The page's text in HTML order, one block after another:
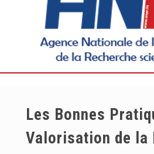
Les Bonnes
Valorisation de la